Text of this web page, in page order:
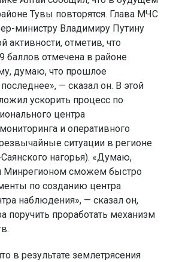
Тувы повторятся. Глава МЧС
министру Владимиру Путину
активности, отметив, что
баллов отмечена в районе
думаю, что прошлое
— сказал он. В этой
ускорить процесс по
центра
и оперативного
ситуации в регионе
нагорья). «Думаю,
Минрегионом сможем быстро
по созданию центра
наблюдения», — сказал он,
поручить проработать механизм
в результате землетрясения